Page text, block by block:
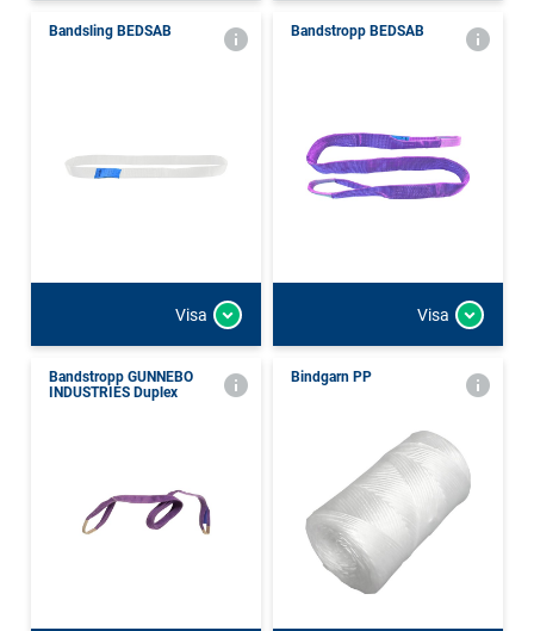
Bandsling BEDSAB
Visa
Bandstropp BEDSAB
Visa
Bandstropp GUNNEBO
INDUSTRIES Duplex
Bindgarn PP